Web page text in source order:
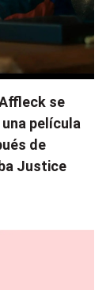
se
película
de
Justice